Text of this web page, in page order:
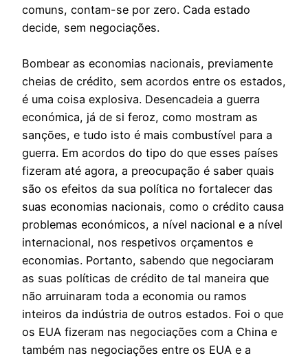
comuns, contam-se por zero. Cada estado
decide, sem negociações.
Bombear as economias nacionais, previamente
cheias de crédito, sem acordos entre os estados,
é uma coisa explosiva. Desencadeia a guerra
económica, já de si feroz, como mostram as
sanções, e tudo isto é mais combustível para a
guerra. Em acordos do tipo do que esses países
fizeram até agora, a preocupação é saber quais
são os efeitos da sua política no fortalecer das
suas economias nacionais, como o crédito causa
problemas económicos, a nível nacional e a nível
internacional, nos respetivos orçamentos e
economias. Portanto, sabendo que negociaram
as suas políticas de crédito de tal maneira que
não arruinaram toda a economia ou ramos
inteiros da indústria de outros estados. Foi o que
os EUA fizeram nas negociações com a China e
também nas negociações entre os EUA e a